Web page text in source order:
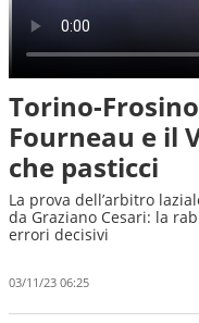
Torino-
Fourneau e il
che pasticci
La prova dell’arbitro
da Graziano Cesari: la
errori decisivi
03/11/23 06:25